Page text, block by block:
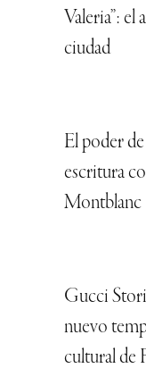
Valeria”: el
ciudad
El poder
escritura
Montblanc
Gucci
nuevo
cultural de